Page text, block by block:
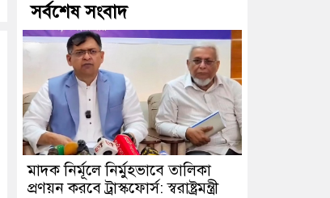
সর্বশেষ সংবাদ
মাদক নির্মূলে নির্মুহভাবে তালিকা
প্রণয়ন করবে ট্রাস্কফোর্স: স্বরাষ্ট্রমন্ত্রী